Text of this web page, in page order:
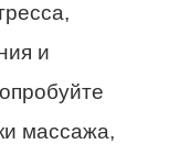
и
массажа,